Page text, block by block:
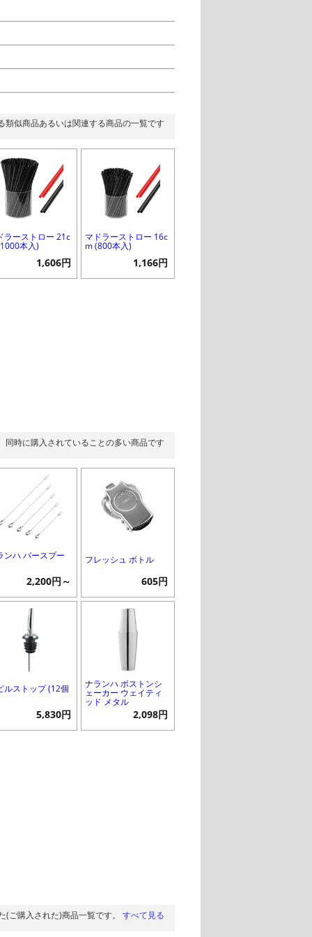
類似商品あるいは関連する商品の一覧です
ラーストロー 21c
本入)
1,606円
マドラーストロー 16c
m (800本入)
1,166円
同時に購入されていることの多い商品です
ンハ バースプー
2,200円～
フレッシュ ボトル
605円
ルストップ (12個
5,830円
ナランハ ボストンシ
ェーカー ウェイティ
ッド メタル
2,098円
(ご購入された)商品一覧です。 すべて見る